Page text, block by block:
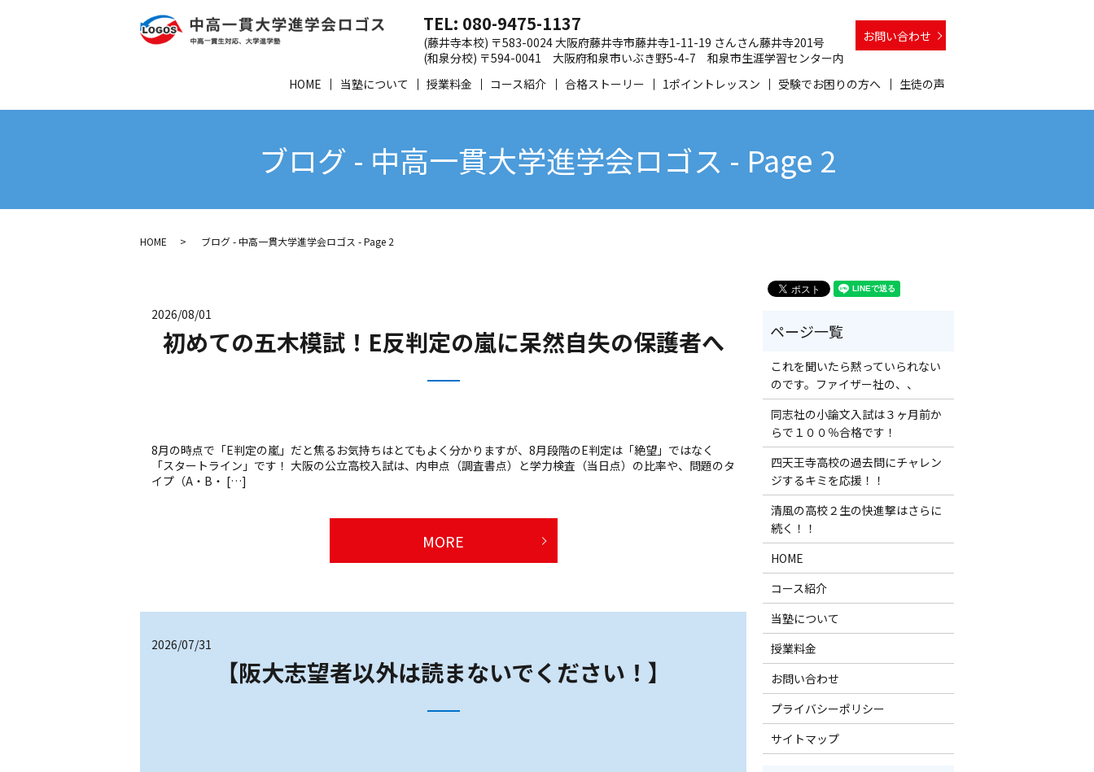
HOME 当塾について 授業料金 コース紹介 合格ストーリー 1ポイントレッスン 受験でお困りの方へ 生徒の声
TEL: 080-9475-1137
(藤井寺本校) 〒583-0024 大阪府藤井寺市藤井寺1-11-19 さんさん藤井寺201号
(和泉分校) 〒594-0041 大阪府和泉市いぶき野5-4-7 和泉市生涯学習センター内
お問い合わせ
ブログ - 中高一貫大学進学会ロゴス - Page 2
HOME ブログ - 中高一貫大学進学会ロゴス - Page 2
2026/08/01
初めての五木模試！E反判定の嵐に呆然自失の保護者へ
8月の時点で「E判定の嵐」だと焦るお気持ちはとてもよく分かりますが、8月段階のE判定は「絶望」ではなく
「スタートライン」です！ 大阪の公立高校入試は、内申点（調査書点）と学力検査（当日点）の比率や、問題のタ
イプ（A・B・ […]
MORE
2026/07/31
【阪大志望者以外は読まないでください！】
これを聞いたら黙っていられない
のです。ファイザー社の、、
同志社の小論文入試は３ヶ月前か
らで１００％合格です！
四天王寺高校の過去問にチャレン
ジするキミを応援！！
清風の高校２生の快進撃はさらに
続く！！
HOME
コース紹介
当塾について
授業料金
お問い合わせ
プライバシーポリシー
サイトマップ